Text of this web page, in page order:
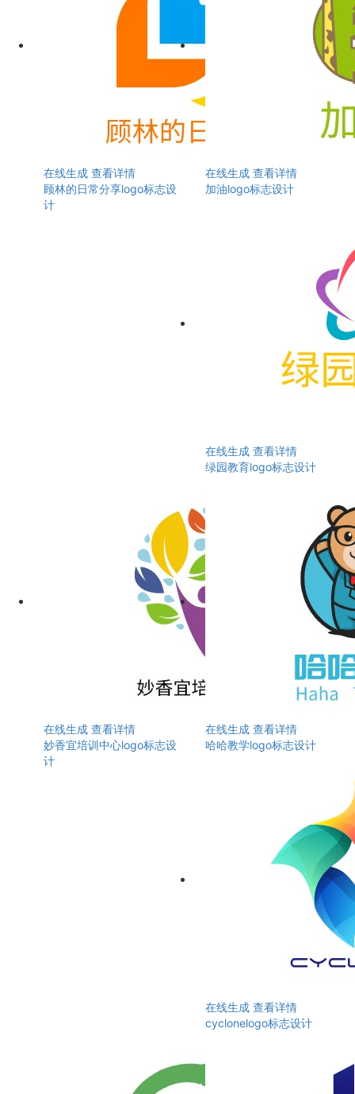
在线生成 查看详情
顾林的日常分享logo标志设
计
在线生成 查看详情
加油logo标志设计
在线生成 查看详情
绿园教育logo标志设计
在线生成 查看详情
妙香宜培训中心logo标志设
计
在线生成 查看详情
哈哈教学logo标志设计
在线生成 查看详情
cyclonelogo标志设计